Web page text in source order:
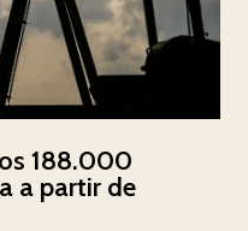
188.000
a partir de